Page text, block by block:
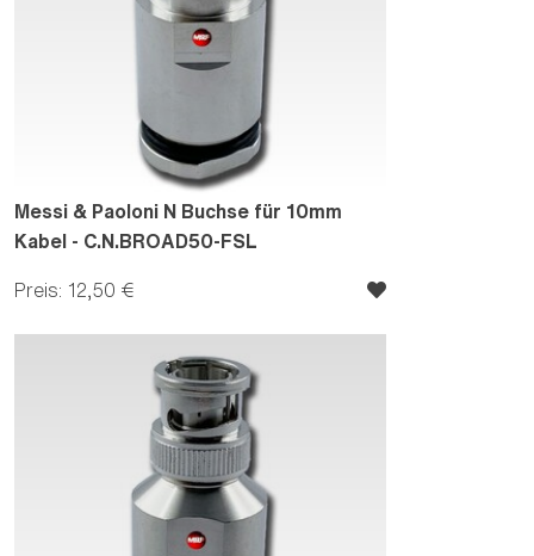
Messi & Paoloni N Buchse für 10mm
Kabel - C.N.BROAD50-FSL
Preis: 12,50 €